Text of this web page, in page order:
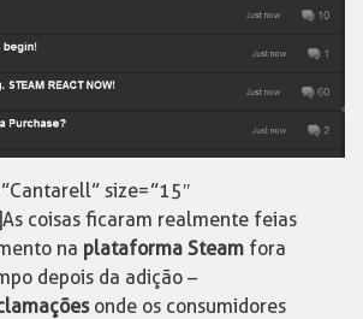
size=”15″
coisas ficaram realmente feias
na plataforma Steam fora
depois da adição –
onde os consumidores